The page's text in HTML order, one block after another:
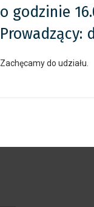
o godzinie
Prowadzący:
Zachęcamy do udziału.